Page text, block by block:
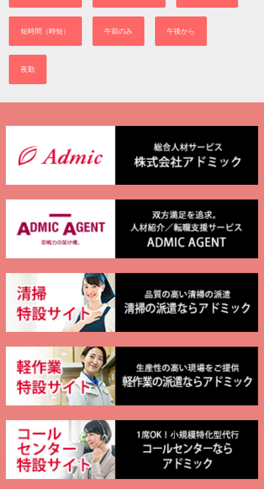
短時間（時短） 午前のみ 午後から
夜勤